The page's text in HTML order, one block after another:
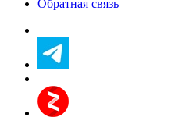
Обратная связь